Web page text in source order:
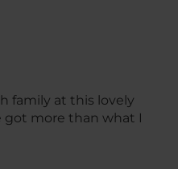
family at this lovely
got more than what I